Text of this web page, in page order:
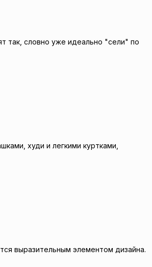
так, словно уже идеально "сели" по
худи и легкими куртками,
выразительным элементом дизайна.